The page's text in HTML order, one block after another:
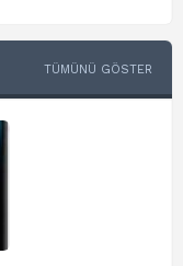
TÜMÜNÜ GÖSTER